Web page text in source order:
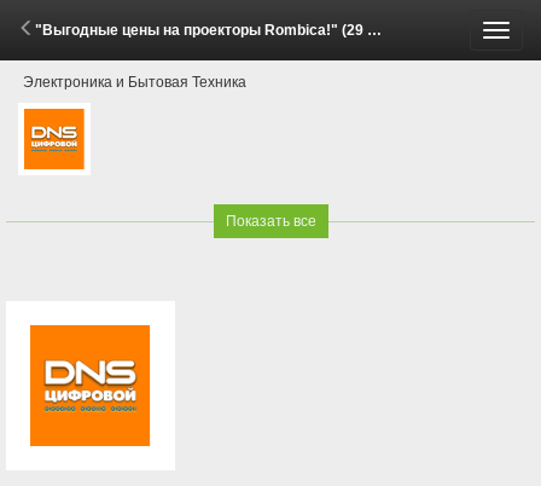
"Выгодные цены на проекторы Rombica!" (29 Мая - 15 Июня 2026)
Электроника и Бытовая Техника
Показать все